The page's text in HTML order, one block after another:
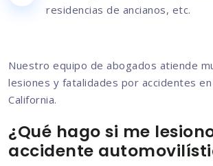
residencias de ancianos, etc.
Nuestro equipo de abogados atiende
lesiones y fatalidades por accidentes en
California.
¿Qué hago si me
accidente